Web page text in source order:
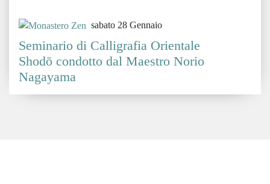
sabato 28 Gennaio
Seminario di Calligrafia Orientale
Shodō condotto dal Maestro Norio
Nagayama